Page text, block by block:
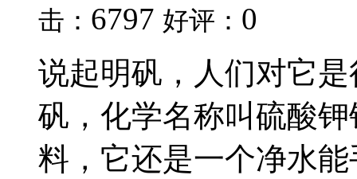
击： 6797 好评： 0
说起明矾，人们对它
矾，化学名称叫硫酸
料，它还是一个净水